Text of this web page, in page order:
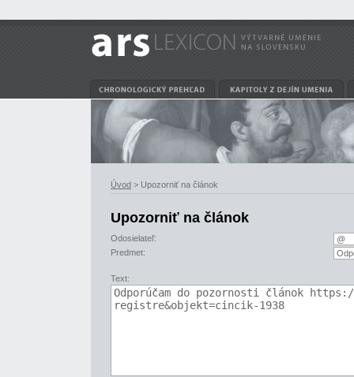
Úvod > Upozorniť na článok
Upozorniť na článok
Odosielateľ:
Predmet:
Text: